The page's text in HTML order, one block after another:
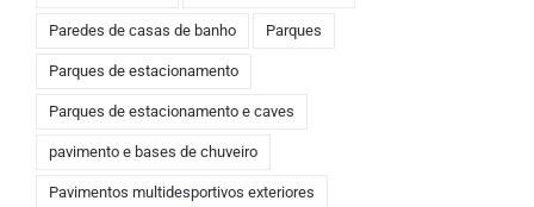
Paredes de casas de banho Parques
Parques de estacionamento
Parques de estacionamento e caves
pavimento e bases de chuveiro
Pavimentos multidesportivos exteriores